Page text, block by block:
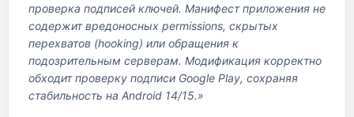
проверка подписей ключей. Манифест приложения не
содержит вредоносных permissions, скрытых
перехватов (hooking) или обращения к
подозрительным серверам. Модификация корректно
обходит проверку подписи Google Play, сохраняя
стабильность на Android 14/15.»